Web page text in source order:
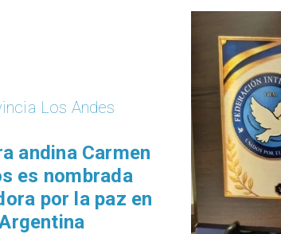
Los Andes
andina Carmen
es nombrada
por la paz en